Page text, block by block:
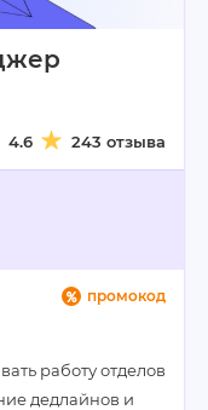
4.6 243 отзыва
промокод
работу отделов
дедлайнов и